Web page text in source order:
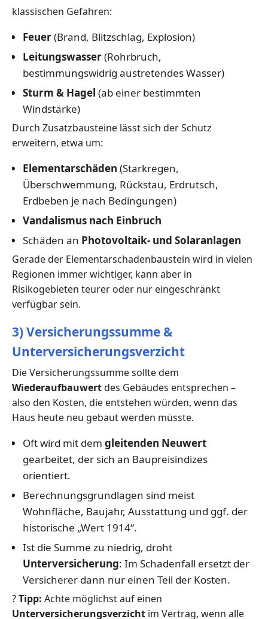
klassischen Gefahren:
Feuer(Brand, Blitzschlag, Explosion)
Leitungswasser(Rohrbruch,
bestimmungswidrig austretendes Wasser)
Sturm & Hagel (ab einer bestimmten
Windstärke)
Durch Zusatzbausteine lässt sich der Schutz
erweitern, etwa um:
Elementarschäden (Starkregen,
Überschwemmung, Rückstau, Erdrutsch,
Erdbeben je nach Bedingungen)
Vandalismus nach Einbruch
Schäden an Photovoltaik- und Solaranlagen
Gerade der Elementarschadenbaustein wird in vielen
Regionen immer wichtiger, kann aber in
Risikogebieten teurer oder nur eingeschränkt
verfügbar sein.
3) Versicherungssumme &
Unterversicherungsverzicht
Die Versicherungssumme sollte dem
Wiederaufbauwertdes Gebäudes entsprechen –
also den Kosten, die entstehen würden, wenn das
Haus heute neu gebaut werden müsste.
Oft wird mit dem gleitenden Neuwert
gearbeitet, der sich an Baupreisindizes
orientiert.
Berechnungsgrundlagen sind meist
Wohnfläche, Baujahr, Ausstattung und ggf. der
historische „Wert 1914“.
Ist die Summe zu niedrig, droht
Unterversicherung: Im Schadenfall ersetzt der
Versicherer dann nur einen Teil der Kosten.
?Tipp: Achte möglichst auf einen
Unterversicherungsverzicht im Vertrag, wenn alle